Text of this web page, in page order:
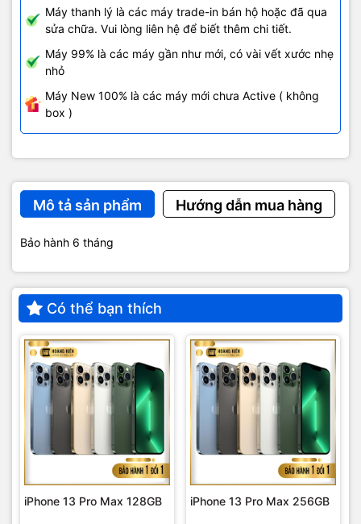
Máy thanh lý là các máy trade-in bán hộ hoặc đã qua
sửa chữa. Vui lòng liên hệ để biết thêm chi tiết.
Máy 99% là các máy gần như mới, có vài vết xước nhẹ
nhỏ
Máy New 100% là các máy mới chưa Active ( không
box )
Mô tả sản phẩm Hướng dẫn mua hàng
Bảo hành 6 tháng
Có thể bạn thích
iPhone 13 Pro Max 128GB iPhone 13 Pro Max 256GB